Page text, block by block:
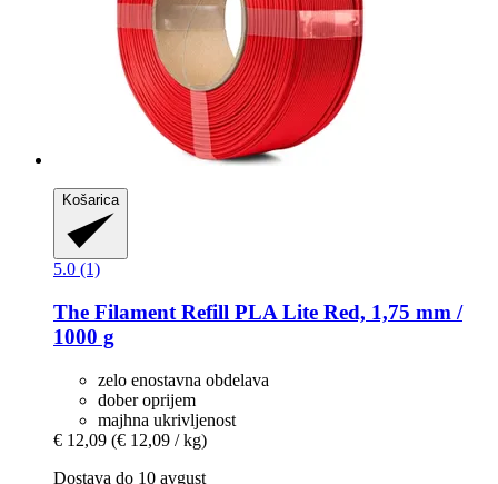
Košarica
5.0 (1)
The Filament Refill PLA Lite Red, 1,75 mm /
1000 g
zelo enostavna obdelava
dober oprijem
majhna ukrivljenost
€ 12,09 (€ 12,09 / kg)
Dostava do 10 avgust